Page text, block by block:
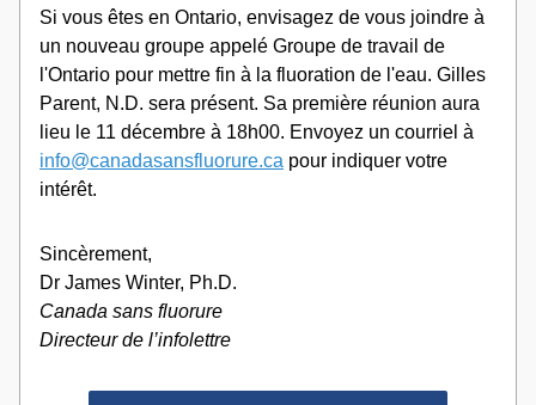
Si vous êtes en Ontario, envisagez de vous joindre à
un nouveau groupe appelé Groupe de travail de
l'Ontario pour mettre fin à la fluoration de l'eau. Gilles
Parent, N.D. sera présent. Sa première réunion aura
info@canadasansfluorure.ca pour indiquer votre
intérêt.
Sincèrement,
Dr James Winter, Ph.D.
Canada sans fluorure
Directeur de l’infolettre